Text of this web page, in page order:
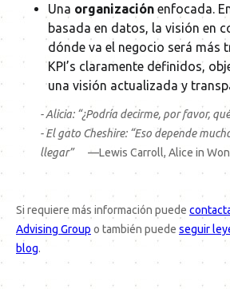
Una organización enfocada.
basada en datos, la visión en
dónde va el negocio será más
KPI’s claramente definidos,
una visión actualizada y
- Alicia: “¿Podría decirme, por favor,
- El gato Cheshire: “Eso depende
llegar”
—Lewis Carroll, Alice in
Si requiere más información puede
Advising Group o también puede seguir
blog.